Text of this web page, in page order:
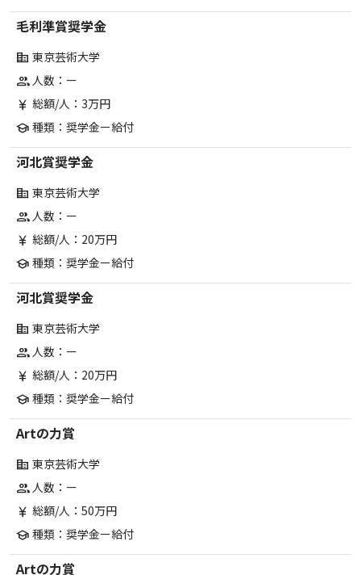
毛利準賞奨学金
corporate_fare 東京芸術大学
group人数：ー
currency_yen 総額/人：3万円
school 種類：奨学金ー給付
河北賞奨学金
corporate_fare 東京芸術大学
group人数：ー
currency_yen 総額/人：20万円
school 種類：奨学金ー給付
河北賞奨学金
corporate_fare 東京芸術大学
group人数：ー
currency_yen 総額/人：20万円
school 種類：奨学金ー給付
Artの力賞
corporate_fare 東京芸術大学
group人数：ー
currency_yen 総額/人：50万円
school 種類：奨学金ー給付
Artの力賞